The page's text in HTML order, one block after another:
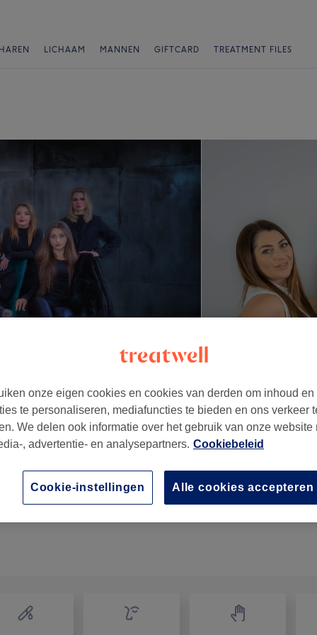
LICHAAM MANNEN GIFTCARD TREATMENT FILES
onze eigen cookies en cookies van derden om inhoud en
te personaliseren, mediafuncties te bieden en ons verkeer
We delen ook informatie over het gebruik van onze website
, advertentie- en analysepartners. Cookiebeleid
Alle cookies accepteren
Cookie-instellingen